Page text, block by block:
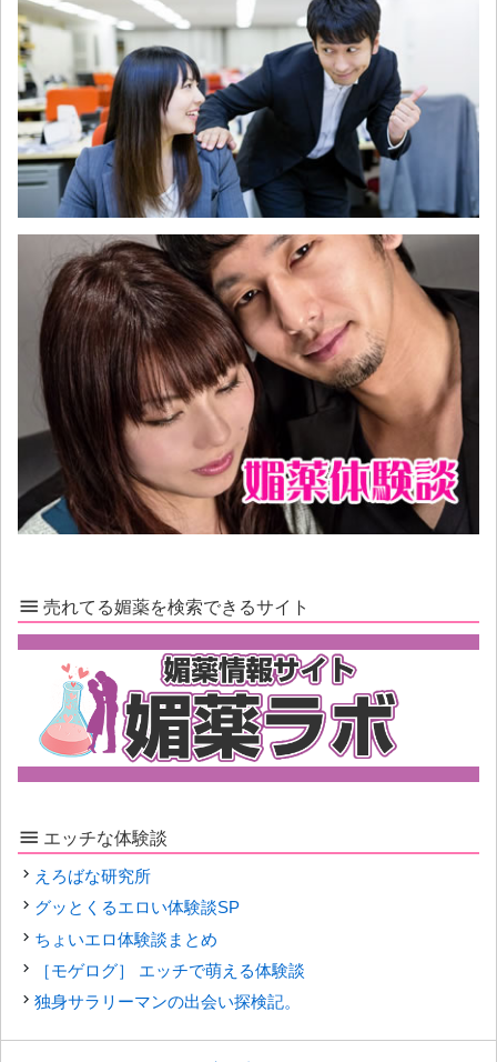
売れてる媚薬を検索できるサイト
エッチな体験談
えろばな研究所
グッとくるエロい体験談SP
ちょいエロ体験談まとめ
［モゲログ］ エッチで萌える体験談
独身サラリーマンの出会い探検記。